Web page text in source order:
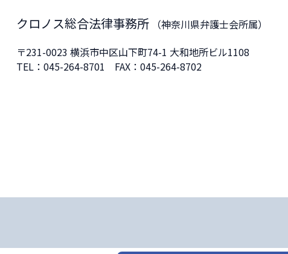
クロノス総合法律事務所
（神奈川県弁護士会所属）
〒231-0023 横浜市中区山下町74-1 大和地所ビル1108
TEL： 045-264-8701 FAX：045-264-8702